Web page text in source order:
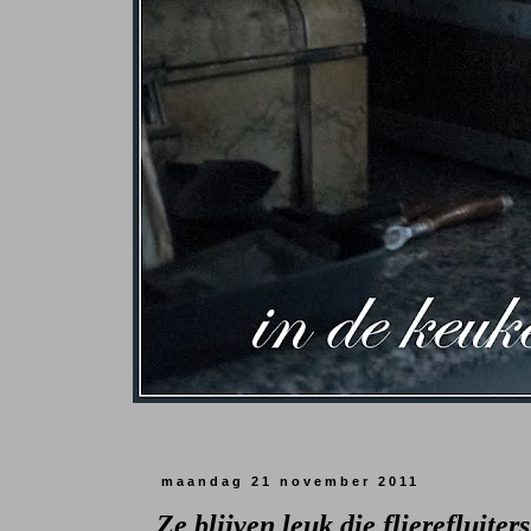
maandag 21 november 2011